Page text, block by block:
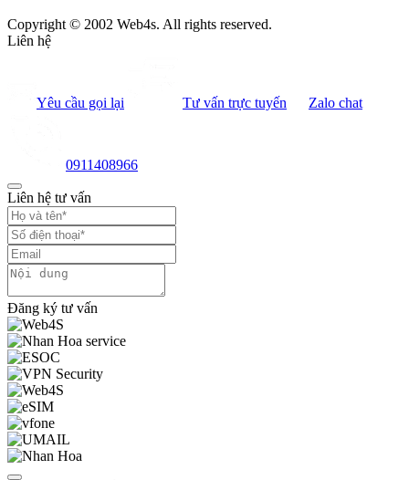
Copyright © 2002 Web4s. All rights reserved.
Liên hệ
Yêu cầu gọi lại Tư vấn trực tuyến Zalo chat
0911408966
Liên hệ tư vấn
Đăng ký tư vấn